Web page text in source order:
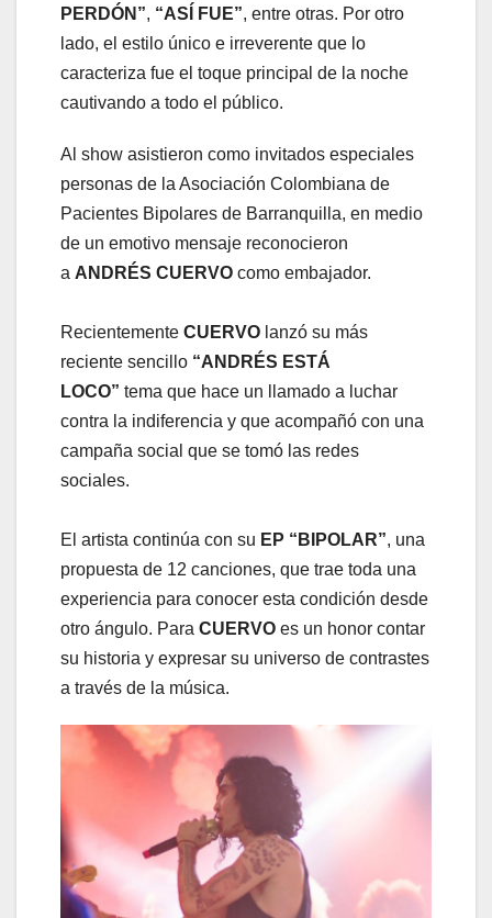
PERDÓN”, “ASÍ FUE”, entre otras. Por otro
lado, el estilo único e irreverente que lo
caracteriza fue el toque principal de la noche
cautivando a todo el público.
Al show asistieron como invitados especiales
personas de la Asociación Colombiana de
Pacientes Bipolares de Barranquilla, en medio
de un emotivo mensaje reconocieron
a ANDRÉS CUERVO como embajador.
Recientemente CUERVO lanzó su más
reciente sencillo “ANDRÉS ESTÁ
LOCO” tema que hace un llamado a luchar
contra la indiferencia y que acompañó con una
campaña social que se tomó las redes
sociales.
El artista continúa con su EP “BIPOLAR”, una
propuesta de 12 canciones, que trae toda una
experiencia para conocer esta condición desde
otro ángulo. Para CUERVO es un honor contar
su historia y expresar su universo de contrastes
a través de la música.